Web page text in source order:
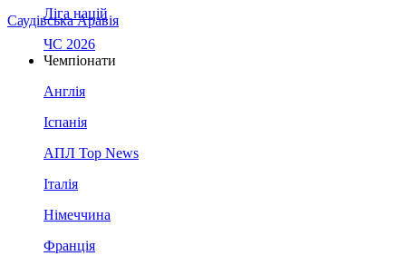
Саудівська Аравія
Ліга націй
ЧС 2026
Чемпіонати
Англія
Іспанія
АПЛ Top News
Італія
Німеччина
Франція